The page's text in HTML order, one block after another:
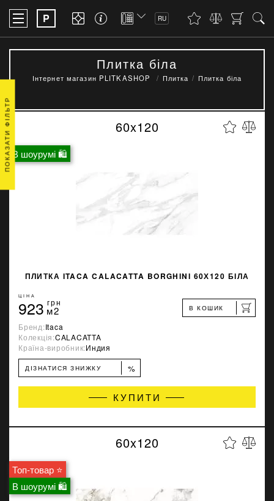
P RU
Плитка біла
Інтернет магазин PLITKASHOP Плитка Плитка біла
В шоурумі 🛍
60x120
ПЛИТКА ITACA CALACATTA BORGHINI 60Х120 БІЛА
ЦІНА
923 грн
м2 В КОШИК
Бренд:Itaca
Колекція:CALACATTA
Країна-виробник:Индия
ДІЗНАТИСЯ ЗНИЖКУ %
КУПИТИ
Топ-товар ⭐
В шоурумі 🛍
60x120
ПОКАЗАТИ ФІЛЬТР